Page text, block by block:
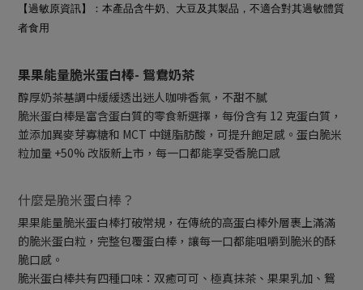
【過敏原資訊】：本產品含牛奶、大豆及其製品，不適合對其過敏體質
者食用
果果能量脆米蛋白棒- 鴛鴦奶茶
醇厚奶茶基調中緩緩透出迷人咖啡香氣，不甜不膩
脆米蛋白棒是富含蛋白質的零食新選擇，每份含有 12 克蛋白質，
並添加異麥芽寡糖和 MCT 中鏈脂肪酸，可提升飽足感。蛋白脆米
粒加量 +50% 改版新上市，每一口都能享受香脆口感
什麼是脆米蛋白棒？
果果能量脆米蛋白棒打破常規，在傳統的高蛋白棒外層裹上滿滿
的脆米蛋白粒，完整包覆蛋白棒，讓每一口都能咀嚼到脆米的酥
脆口感。
脆米蛋白棒共有四種口味：双癒可可、極真抹茶、果果乳加、鴛